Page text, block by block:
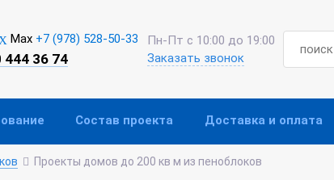
Max +7 (978) 528-50-33
444 36 74
Пн-Пт с 10:00 до 19:00
Заказать звонок
Состав проекта Доставка и оплата
Проекты домов до 200 кв м из пеноблоков